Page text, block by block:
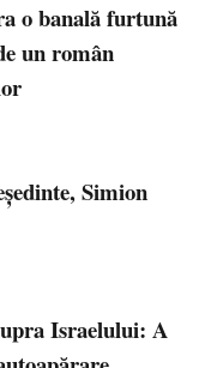
o banală furtună
un român
Simion
Israelului: A